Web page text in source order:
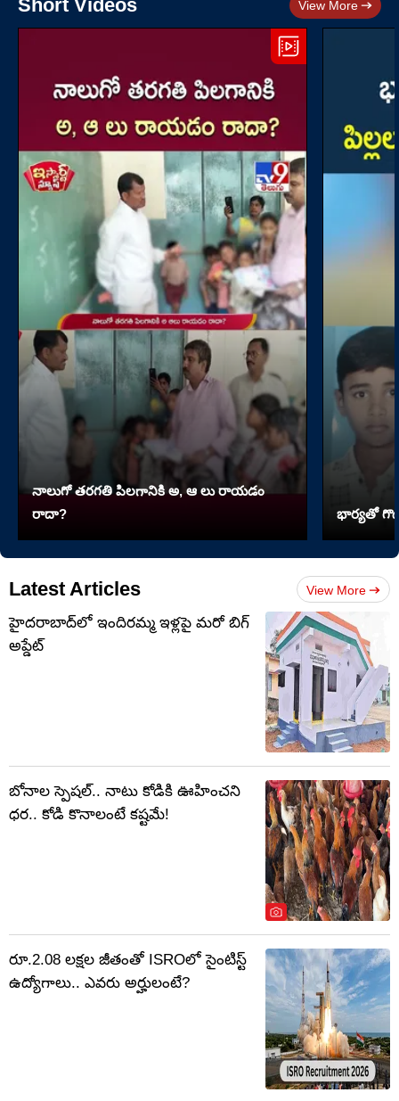
Short Videos View More
నాలుగో త‌ర‌గతి పిలగానికి అ, ఆ లు రాయ‌డం
రాదా?
భార్యతో
Latest Articles View More
హైదరాబాద్‌లో ఇందిరమ్మ ఇళ్లపై మరో బిగ్
అప్డేట్
బోనాల స్పెషల్.. నాటు కోడికి ఊహించని
ధర.. కోడి కొనాలంటే కష్టమే!
రూ.2.08 లక్షల జీతంతో ISROలో సైంటిస్ట్
ఉద్యోగాలు.. ఎవరు అర్హులంటే?